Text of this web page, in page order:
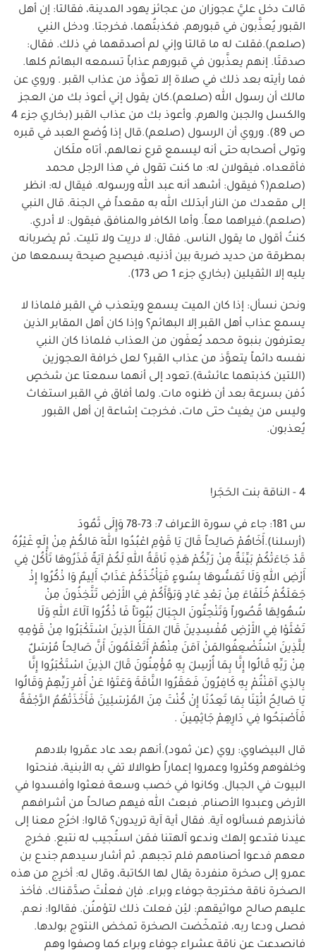
قالت دخل عليَّ عجوزان من عجائز يهود المدينة، فقالتا: إن أهل
القبور يُعذَّبون في قبورهم. فكذبتُهما، فخرجتا. ودخل النبي
(صلعم).فقلت له ما قالتا وإني لم أصدقهما في ذلك. فقال:
صدقتَا. إنهم يعذَّبون في قبورهم عذاباً تسمعه البهائم كلها.
فما رأيته بعد ذلك في صلاة إلا تعوَّذ من عذاب القبر . وروي عن
مالك أن رسول الله (صلعم).كان يقول إني أعوذ بك من العجز
والكسل والجبن والهرم. وأعوذ بك من عذاب القبر (بخاري جزء 4
ص 89). وروي أن الرسول (صلعم).قال إذا وُضع العبد في قبره
وتولى أصحابه حتى أنه ليسمع قرع نعالهم، أتاه ملَكان
فأقعداه، فيقولان له: ما كنت تقول في هذا الرجل محمد
(صلعم(؟ فيقول: أشهد أنه عبد الله ورسوله. فيقال له: انظر
إلى مقعدك من النار أبدَلك الله به مقعداً في الجنة. قال النبي
(صلعم).فيراهما معاً. وأما الكافر والمنافق فيقول: لا أدري.
كنتُ أقول ما يقول الناس. فقال: لا دريت ولا تليت. ثم يضربانه
بمطرقة من حديد ضربة بين أذنيه، فيصيح صيحة يسمعها من
يليه إلا الثقيلين (بخاري جزء 1 ص 173).
ونحن نسأل: إذا كان الميت يسمع ويتعذب في القبر فلماذا لا
يسمع عذاب أهل القبر إلا البهائم؟ وإذا كان أهل المقابر الذين
يعترفون بنبوة محمد يُعفَون من العذاب فلماذا كان النبي
نفسه دائماً يتعوَّذ من عذاب القبر؟ لعل خرافة العجوزين
(اللتين كذبتهما عائشة).تعود إلى أنهما سمعتا عن شخصٍ
دُفن بسرعة بعد أن ظنوه مات. ولما أفاق في القبر استغاث
وليس من يغيث حتى مات، فخرجت إشاعة إن أهل القبور
يُعذبون.
4 - الناقة بنت الحَجَر!
س 181: جاء في سورة الأعراف 7: 73-78 وَإِلَى ثَمُودَ
(أرسلنا).أَخَاهُمْ صَالِحاً قَالَ يَا قَوْمِ اعْبُدُوا اللهَ مَالكُمْ مِنْ إِلَهٍ غَيْرُهُ
قَدْ جَاءَتْكُمْ بَيِّنَةٌ مِنْ رَبِّكُمْ هَذِهِ نَاقَةُ اللهِ لَكُمْ آيَةً فَذَرُوهَا تَأْكُلْ فِي
أَرْضِ اللهِ وَلَا تَمَسُّوهَا بِسُوءٍ فَيَأْخُذَكُمْ عَذَابٌ أَلِيمٌ وَا ذْكُرُوا إِذْ
جَعَلَكُمْ خُلَفَاءَ مِنْ بَعْدِ عَادٍ وَبَوَّأَكُمْ فِي الأَرْضِ تَتَّخِذُونَ مِنْ
سُهُولِهَا قُصُوراً وَتَنْحِتُونَ الجِبَالَ بُيُوتاً فَا ذْكُرُوا آلَاءَ اللهِ وَلَا
تَعْثَوْا فِي الأَرْضِ مُفْسِدِينَ قَالَ المَلَأُ الذِينَ اسْتَكْبَرُوا مِنْ قَوْمِهِ
لِلَّذِينَ اسْتُضْعِفُوالمَنْ آمَنَ مِنْهُمْ أَتَعْلَمُونَ أَنَّ صَالِحاً مُرْسَلٌ
مِنْ رَبِّهِ قَالُوا إِنَّا بِمَا أُرْسِلَ بِهِ مُؤْمِنُونَ قَالَ الذِينَ اسْتَكْبَرُوا إِنَّا
بِالذِي آمَنْتُمْ بِهِ كَافِرُونَ فَعَقَرُوا النَّاقَةَ وَعَتَوْا عَنْ أَمْرِ رَبِّهِمْ وَقَالُوا
يَا صَالِحُ ائْتِنَا بِمَا تَعِدُنَا إِنْ كُنْتَ مِنَ المُرْسَلِينَ فَأَخَذَتْهُمُ الرَّجْفَةُ
فَأَصْبَحُوا فِي دَارِهِمْ جَاثِمِينَ .
قال البيضاوي: روي (عن ثمود).أنهم بعد عاد عمّروا بلادهم
وخلفوهم وكثروا وعمروا إعماراً طوالالا تفي به الأبنية، فنحتوا
البيوت في الجبال. وكانوا في خصب وسعة فعثوا وأفسدوا في
الأرض وعبدوا الأصنام. فبعث الله فيهم صالحاً من أشرافهم
فأنذرهم فسألوه آية. فقال أية آية تريدون؟ قالوا: اخرُج معنا إلى
عيدنا فتدعو إلهك وندعو آلهتنا فمَن استُجيب له نتبع. فخرج
معهم فدعوا أصنامهم فلم تجبهم. ثم أشار سيدهم جندع بن
عمرو إلى صخرة منفردة يقال لها الكاتبة، وقال له: أخرِج من هذه
الصخرة ناقة مخترجة جوفاء وبراء. فإن فعلْتَ صدَّقناك. فأخذ
عليهم صالح مواثيقهم: لئِن فعلت ذلك لتؤمنُن. فقالوا: نعم.
فصلى ودعا ربه، فتمخّضت الصخرة تمخض النتوج بولدها.
فانصدعت عن ناقة عشراء جوفاء وبراء كما وصفوا وهم